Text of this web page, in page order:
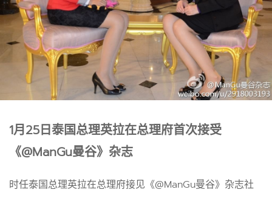
1月25日泰国总理英拉在总理府首次接受
《@ManGu曼谷》杂志
时任泰国总理英拉在总理府接见《@ManGu曼谷》杂志社